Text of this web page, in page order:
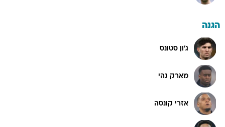
הגנה
ג'ון סטונס
מארק גהי
אזרי קונסה